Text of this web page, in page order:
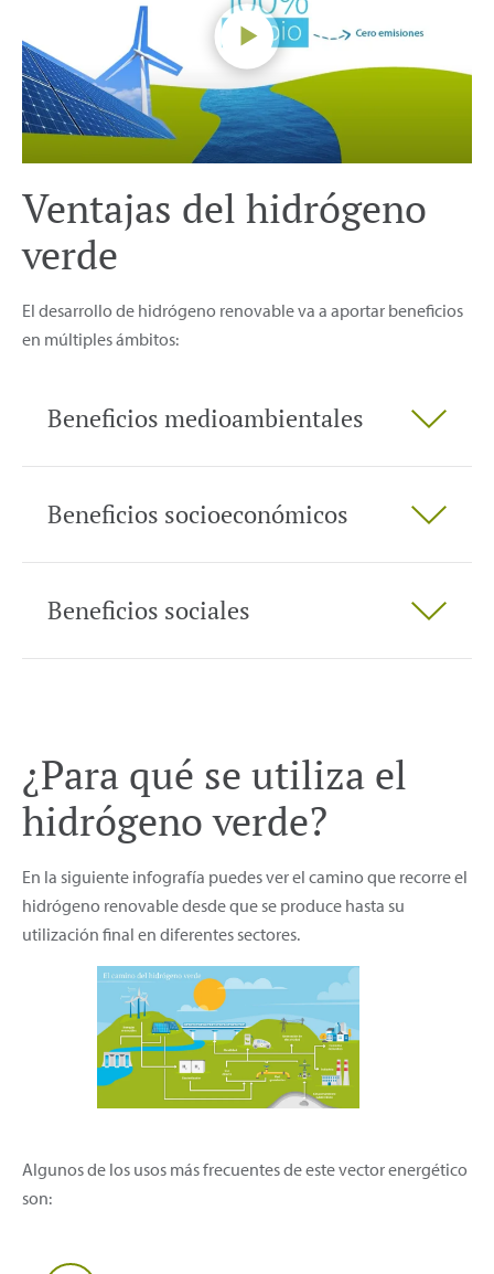
Ventajas del hidrógeno
verde
El desarrollo de hidrógeno renovable va a aportar beneficios
en múltiples ámbitos:
Beneficios medioambientales
Beneficios socioeconómicos
Beneficios sociales
¿Para qué se utiliza el
hidrógeno verde?
En la siguiente infografía puedes ver el camino que recorre el
hidrógeno renovable desde que se produce hasta su
utilización final en diferentes sectores.
Algunos de los usos más frecuentes de este vector energético
son: